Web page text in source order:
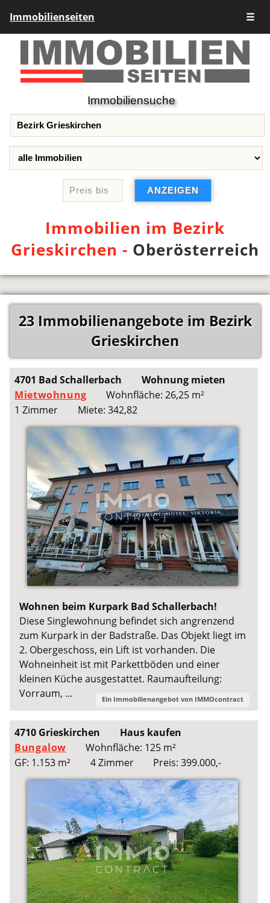
Immobilienseiten ☰
Immobiliensuche
Immobilien im Bezirk
Grieskirchen - Oberösterreich
23 Immobilienangebote im Bezirk
Grieskirchen
4701 Bad Schallerbach
Wohnung mieten
Mietwohnung
Wohnfläche: 26,25 m²
1 Zimmer
Miete: 342,82
Wohnen beim Kurpark Bad Schallerbach!
Diese Singlewohnung befindet sich angrenzend
zum Kurpark in der Badstraße. Das Objekt liegt im
2. Obergeschoss, ein Lift ist vorhanden. Die
Wohneinheit ist mit Parkettböden und einer
kleinen Küche ausgestattet. Raumaufteilung:
Vorraum, ...
Ein Immobilienangebot von IMMOcontract
4710 Grieskirchen
Haus kaufen
Bungalow
Wohnfläche: 125 m²
GF: 1.153 m²
4 Zimmer Preis: 399.000,-